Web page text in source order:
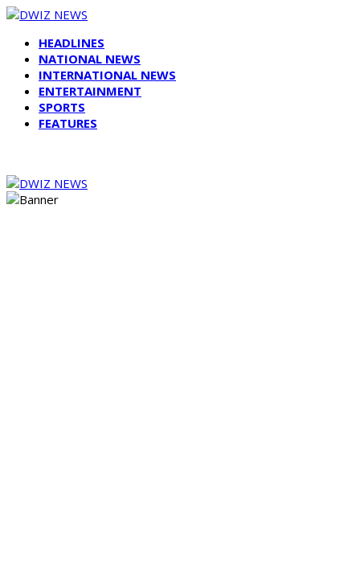
HEADLINES
NATIONAL NEWS
INTERNATIONAL NEWS
ENTERTAINMENT
SPORTS
FEATURES